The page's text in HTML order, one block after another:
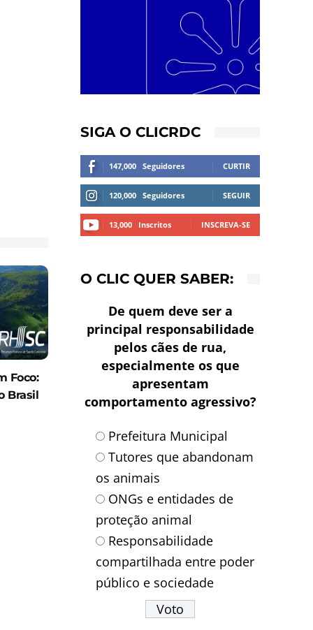
Foco:
Brasil
SIGA O CLICRDC
147,000 Seguidores CURTIR
120,000 Seguidores SEGUIR
13,000 Inscritos INSCREVA-SE
O CLIC QUER SABER:
De quem deve ser a
principal responsabilidade
pelos cães de rua,
especialmente os que
apresentam
comportamento agressivo?
Prefeitura Municipal
Tutores que abandonam
os animais
ONGs e entidades de
proteção animal
Responsabilidade
compartilhada entre poder
público e sociedade